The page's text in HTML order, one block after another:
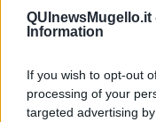
QUInewsMugello.it
Information
If you wish to opt-out
processing of your
targeted advertising
con l'edizione 2016
centinaia di atleti